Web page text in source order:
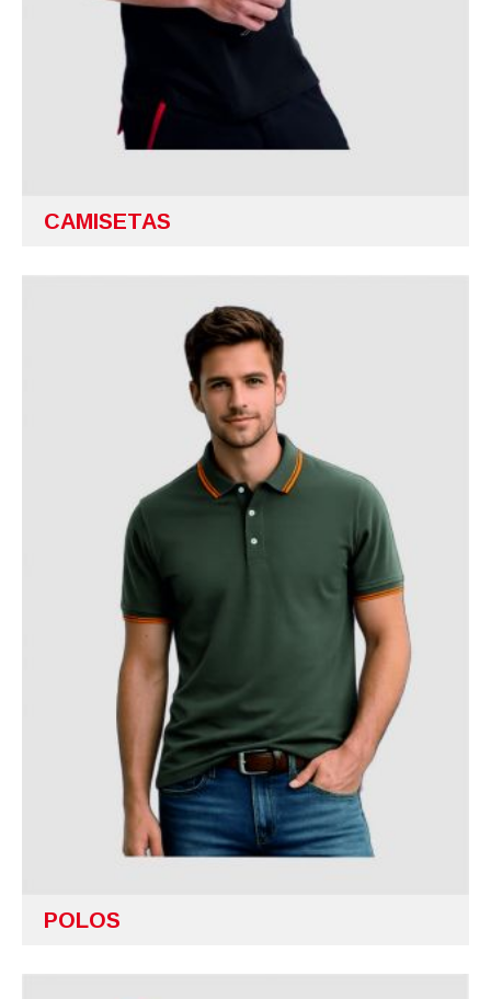
CAMISETAS
POLOS